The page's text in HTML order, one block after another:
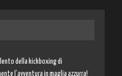
della kickboxing di
l’avventura in maglia azzurra!